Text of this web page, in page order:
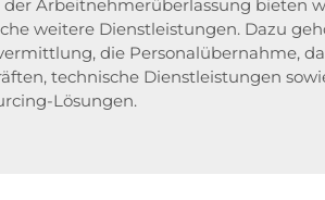
der Arbeitnehmerüberlassung bieten
weitere Dienstleistungen. Dazu
die Personalübernahme,
technische Dienstleistungen
Lösungen.